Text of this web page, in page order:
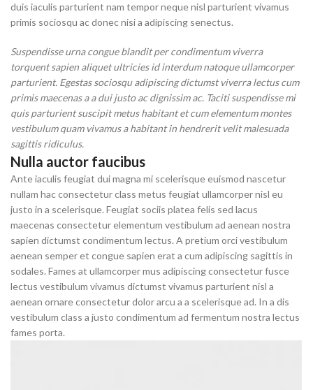
duis iaculis parturient nam tempor neque nisl parturient vivamus
primis sociosqu ac donec nisi a adipiscing senectus.
Suspendisse urna congue blandit per condimentum viverra
torquent sapien aliquet ultricies id interdum natoque ullamcorper
parturient. Egestas sociosqu adipiscing dictumst viverra lectus cum
primis maecenas a a dui justo ac dignissim ac. Taciti suspendisse mi
quis parturient suscipit metus habitant et cum elementum montes
vestibulum quam vivamus a habitant in hendrerit velit malesuada
sagittis ridiculus.
Nulla auctor faucibus
Ante iaculis feugiat dui magna mi scelerisque euismod nascetur
nullam hac consectetur class metus feugiat ullamcorper nisl eu
justo in a scelerisque. Feugiat sociis platea felis sed lacus
maecenas consectetur elementum vestibulum ad aenean nostra
sapien dictumst condimentum lectus. A pretium orci vestibulum
aenean semper et congue sapien erat a cum adipiscing sagittis in
sodales. Fames at ullamcorper mus adipiscing consectetur fusce
lectus vestibulum vivamus dictumst vivamus parturient nisl a
aenean ornare consectetur dolor arcu a a scelerisque ad. In a dis
vestibulum class a justo condimentum ad fermentum nostra lectus
fames porta.